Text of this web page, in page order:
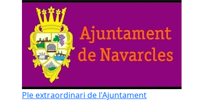
Ple extraordinari de l'Ajuntament